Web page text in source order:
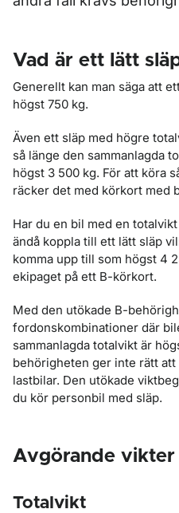
Vad är ett lätt
Generellt kan man säga att
högst 750 kg.
Även ett släp med högre
så länge den sammanlagda
högst 3 500 kg. För att köra
räcker det med körkort med
Har du en bil med en
ändå koppla till ett lätt släp
komma upp till som högst 4
ekipaget på ett B-körkort.
Med den utökade B-
fordonskombinationer där
sammanlagda totalvikt är
behörigheten ger inte rätt
lastbilar. Den utökade
du kör personbil med släp.
Avgörande vikter
Totalvikt